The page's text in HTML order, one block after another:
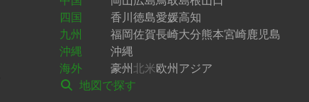
四国
香川徳島愛媛高知
九州
福岡佐賀長崎大分熊本宮崎鹿児島
沖縄
沖縄
海外
豪州北米欧州アジア
地図で探す